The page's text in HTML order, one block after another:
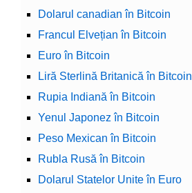
Dolarul canadian în Bitcoin
Francul Elvețian în Bitcoin
Euro în Bitcoin
Liră Sterlină Britanică în Bitcoin
Rupia Indiană în Bitcoin
Yenul Japonez în Bitcoin
Peso Mexican în Bitcoin
Rubla Rusă în Bitcoin
Dolarul Statelor Unite în Euro